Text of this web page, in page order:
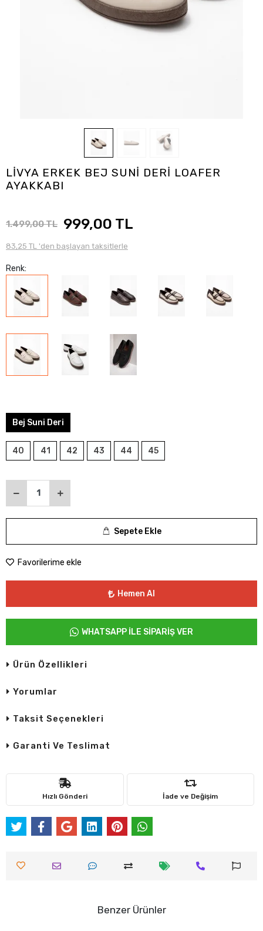
LİVYA ERKEK BEJ SUNİ DERİ LOAFER
AYAKKABI
1.499,00 TL 999,00 TL
83,25 TL 'den başlayan taksitlerle
Renk:
Bej Suni Deri
40 41 42 43 44 45
Sepete Ekle
Favorilerime ekle
Hemen Al
WHATSAPP İLE SİPARİŞ VER
Ürün Özellikleri
Yorumlar
Taksit Seçenekleri
Garanti Ve Teslimat
Hızlı Gönderi İade ve Değişim
Benzer Ürünler